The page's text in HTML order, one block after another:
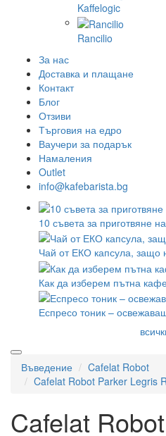
Kaffelogic
Rancilio
За нас
Доставка и плащане
Контакт
Блог
Отзиви
Търговия на едро
Ваучери за подарък
Намаления
Outlet
info@kafebarista.bg
10 съвета за приготвяне
Чай от ЕКО капсула, защо
Как да изберем пътна
Еспресо тоник –
Въведение
Cafelat Robot
Cafelat Robot Parker Legris
Cafelat